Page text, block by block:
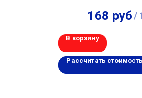
Белый
168 руб/
В корзину
Рассчитать стоимость